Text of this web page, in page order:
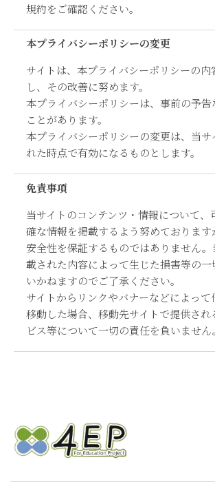
規約をご確認ください。
本プライバシーポリシーの変更
サイトは、本プライバシーポリシーの内
し、その改善に努めます。
本プライバシーポリシーは、事前の予告
ことがあります。
本プライバシーポリシーの変更は、当サ
れた時点で有効になるものとします。
免責事項
当サイトのコンテンツ・情報について、
確な情報を掲載するよう努めております
安全性を保証するものではありません。
載された内容によって生じた損害等の一
いかねますのでご了承ください。
サイトからリンクやバナーなどによって
移動した場合、移動先サイトで提供され
ビス等について一切の責任を負いません。